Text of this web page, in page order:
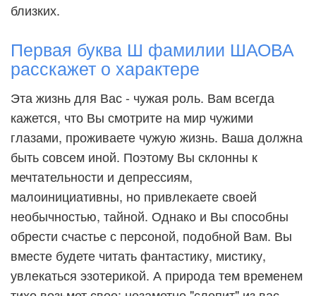
близких.
Первая буква Ш фамилии ШАОВА
расскажет о характере
Эта жизнь для Вас - чужая роль. Вам всегда
кажется, что Вы смотрите на мир чужими
глазами, проживаете чужую жизнь. Ваша должна
быть совсем иной. Поэтому Вы склонны к
мечтательности и депрессиям,
малоинициативны, но привлекаете своей
необычностью, тайной. Однако и Вы способны
обрести счастье с персоной, подобной Вам. Вы
вместе будете читать фантастику, мистику,
увлекаться эзотерикой. А природа тем временем